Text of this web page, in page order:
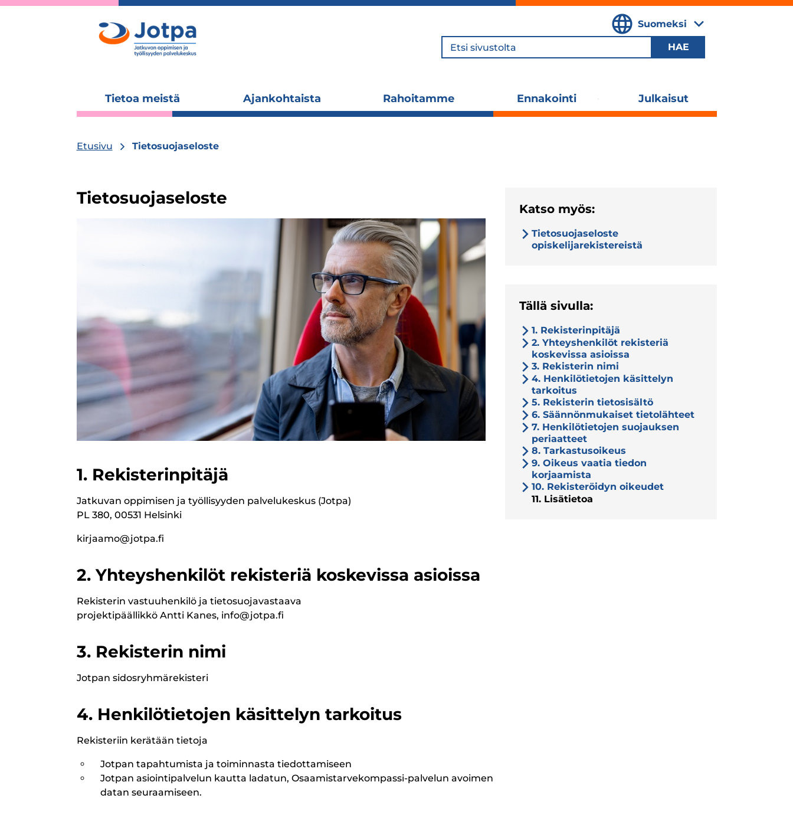
Suomeksi
Hae
Tietoa meistä
alavalikko
Ajankohtaista
alavalikko
Rahoitamme
alavalikko
Ennakointi
alavalikko
Julkaisut
Etusivu Tietosuojaseloste
Tietosuojaseloste
1. Rekisterinpitäjä
Jatkuvan oppimisen ja työllisyyden palvelukeskus (Jotpa)
PL 380, 00531 Helsinki
kirjaamo@jotpa.fi
2. Yhteyshenkilöt rekisteriä koskevissa asioissa
Rekisterin vastuuhenkilö ja tietosuojavastaava
projektipäällikkö Antti Kanes, info@jotpa.fi
3. Rekisterin nimi
Jotpan sidosryhmärekisteri
4. Henkilötietojen käsittelyn tarkoitus
Rekisteriin kerätään tietoja
Jotpan tapahtumista ja toiminnasta tiedottamiseen
Jotpan asiointipalvelun kautta ladatun, Osaamistarvekompassi-palvelun avoimen
datan seuraamiseen.
Katso myös:
Tietosuojaseloste
opiskelijarekistereistä
Tällä sivulla:
1. Rekisterinpitäjä
2. Yhteyshenkilöt rekisteriä
koskevissa asioissa
3. Rekisterin nimi
4. Henkilötietojen käsittelyn
tarkoitus
5. Rekisterin tietosisältö
6. Säännönmukaiset tietolähteet
7. Henkilötietojen suojauksen
periaatteet
8. Tarkastusoikeus
9. Oikeus vaatia tiedon
korjaamista
10. Rekisteröidyn oikeudet
11. Lisätietoa